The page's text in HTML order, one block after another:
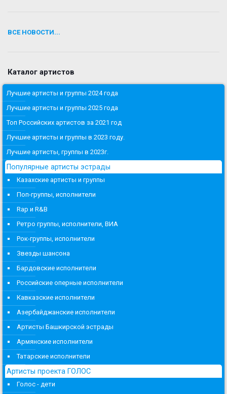
ВСЕ НОВОСТИ...
Каталог артистов
Лучшие артисты и группы 2024 года
Лучшие артисты и группы 2025 года
Топ Российских артистов за 2021 год
Лучшие артисты и группы в 2023 году.
Лучшие артисты, группы в 2023г.
Популярные артисты эстрады
Казахские артисты и группы
Поп-группы, исполнители
Rap и R&B
Ретро группы, исполнители, ВИА
Рок-группы, исполнители
Звезды шансона
Бардовские исполнители
Российские оперные исполнители
Кавказские исполнители
Азербайджанские исполнители
Артисты Башкирской эстрады
Армянские исполнители
Татарские исполнители
Артисты проекта ГОЛОС
Голос - дети